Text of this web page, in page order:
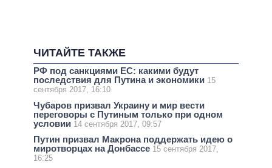
ЧИТАЙТЕ ТАКЖЕ
РФ под санкциями ЕС: какими будут
последствия для Путина и экономики 15
сентября 2017, 16:10
Чубаров призвал Украину и мир вести
переговоры с Путиным только при одном
условии 14 сентября 2017, 09:57
Путин призвал Макрона поддержать идею о
миротворцах на Донбассе 15 сентября 2017,
16:25